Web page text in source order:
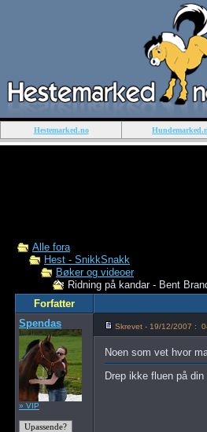
Hestemarked.no
Alle fora
Hest - SnikkSnakk
Bøker og videoer
Ridning på kandar - Bent
Forfatter
Spendas
» VIP
Skrevet - 19/12/2007 :
Noen som vet hvor
Drep ikke fluen på